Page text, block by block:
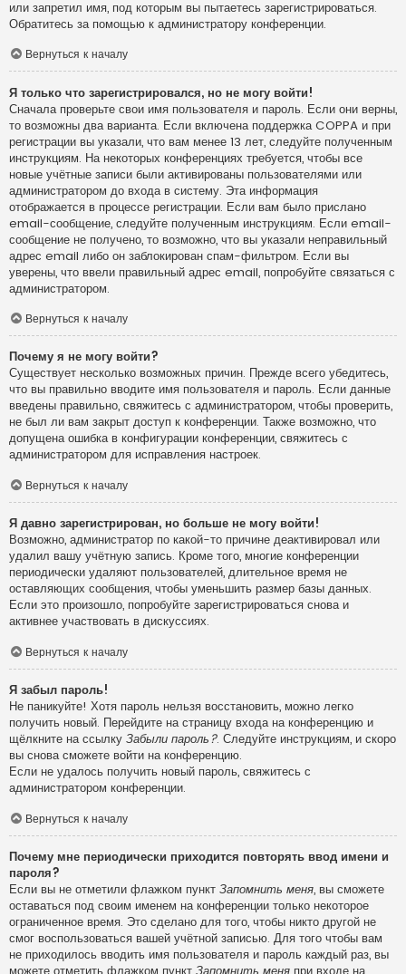
или запретил имя, под которым вы пытаетесь зарегистрироваться.
Обратитесь за помощью к администратору конференции.
Вернуться к началу
Я только что зарегистрировался, но не могу войти!
Сначала проверьте свои имя пользователя и пароль. Если они верны,
то возможны два варианта. Если включена поддержка COPPA и при
регистрации вы указали, что вам менее 13 лет, следуйте полученным
инструкциям. На некоторых конференциях требуется, чтобы все
новые учётные записи были активированы пользователями или
администратором до входа в систему. Эта информация
отображается в процессе регистрации. Если вам было прислано
email-сообщение, следуйте полученным инструкциям. Если email-
сообщение не получено, то возможно, что вы указали неправильный
адрес email либо он заблокирован спам-фильтром. Если вы
уверены, что ввели правильный адрес email, попробуйте связаться с
администратором.
Вернуться к началу
Почему я не могу войти?
Существует несколько возможных причин. Прежде всего убедитесь,
что вы правильно вводите имя пользователя и пароль. Если данные
введены правильно, свяжитесь с администратором, чтобы проверить,
не был ли вам закрыт доступ к конференции. Также возможно, что
допущена ошибка в конфигурации конференции, свяжитесь с
администратором для исправления настроек.
Вернуться к началу
Я давно зарегистрирован, но больше не могу войти!
Возможно, администратор по какой-то причине деактивировал или
удалил вашу учётную запись. Кроме того, многие конференции
периодически удаляют пользователей, длительное время не
оставляющих сообщения, чтобы уменьшить размер базы данных.
Если это произошло, попробуйте зарегистрироваться снова и
активнее участвовать в дискуссиях.
Вернуться к началу
Я забыл пароль!
Не паникуйте! Хотя пароль нельзя восстановить, можно легко
получить новый. Перейдите на страницу входа на конференцию и
щёлкните на ссылку Забыли пароль?. Следуйте инструкциям, и скоро
вы снова сможете войти на конференцию.
Если не удалось получить новый пароль, свяжитесь с
администратором конференции.
Вернуться к началу
Почему мне периодически приходится повторять ввод имени и
пароля?
Если вы не отметили флажком пункт Запомнить меня, вы сможете
оставаться под своим именем на конференции только некоторое
ограниченное время. Это сделано для того, чтобы никто другой не
смог воспользоваться вашей учётной записью. Для того чтобы вам
не приходилось вводить имя пользователя и пароль каждый раз, вы